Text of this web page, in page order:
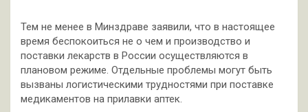
Тем не менее в Минздраве заявили, что в настоящее
время беспокоиться не о чем и производство и
поставки лекарств в России осуществляются в
плановом режиме. Отдельные проблемы могут быть
вызваны логистическими трудностями при поставке
медикаментов на прилавки аптек.